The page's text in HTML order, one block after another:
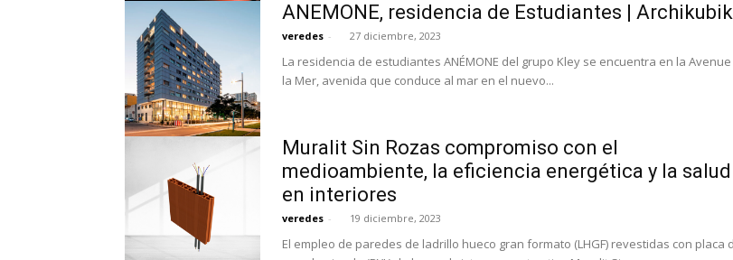
ANEMONE, residencia de Estudiantes | Archikubik
veredes - 27 diciembre, 2023
La residencia de estudiantes ANÉMONE del grupo Kley se encuentra en la
la Mer, avenida que conduce al mar en el nuevo...
Muralit Sin Rozas compromiso con el
medioambiente, la eficiencia energética y la salud
en interiores
veredes - 19 diciembre, 2023
El empleo de paredes de ladrillo hueco gran formato (LHGF) revestidas con placa